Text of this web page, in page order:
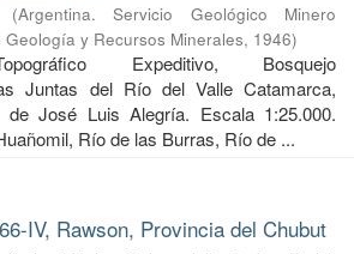
(Argentina. Servicio Geológico Minero
y Recursos Minerales, 1946)
Expeditivo, Bosquejo
Juntas del Río del Valle Catamarca,
de José Luis Alegría. Escala 1:25.000.
Río de las Burras, Río de ...
IV, Rawson, Provincia del Chubut